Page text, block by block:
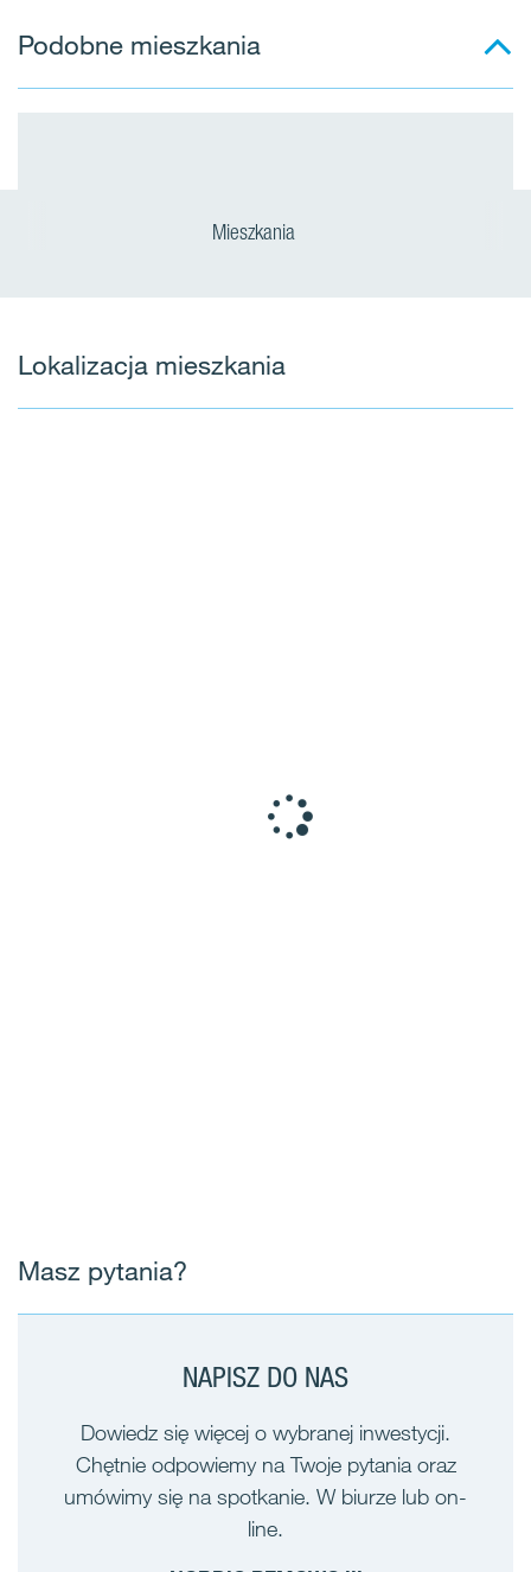
Podobne mieszkania
Mieszkania
Lokalizacja mieszkania
Masz pytania?
NAPISZ DO NAS
Dowiedz się więcej o wybranej inwestycji.
Chętnie odpowiemy na Twoje pytania oraz
umówimy się na spotkanie. W biurze lub on-
line.